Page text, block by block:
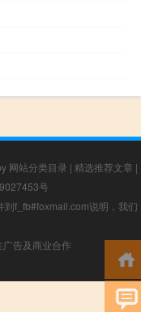
网站分类目录 | 精选推荐文章 |
号
到f_fb#foxmail.com说明，我们
告及商业合作